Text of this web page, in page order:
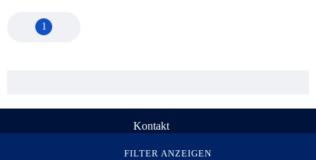
FILTER ANZEIGEN
1
Kontakt